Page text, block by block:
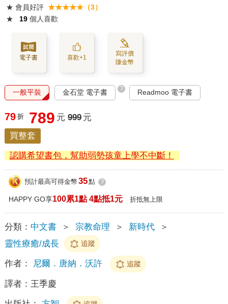
★ 會員好評 ★★★★★（3）
★
19 個人喜歡
電子書 喜歡+1
寫評價
賺金幣
一般平裝 金石堂 電子書 ? Readmoo 電子書
79 折 789 元 999 元
買整套
認購希望書包，幫助弱勢孩童上學不中斷！
預計最高可得金幣 35點 ?
HAPPY GO享100累1點 4點抵1元 折抵無上限
分類： 中文書 ＞ 宗教命理 ＞ 新時代
＞
靈性療癒/成長
追蹤
作者： 尼爾．唐納．沃許 追蹤
譯者： 王季慶